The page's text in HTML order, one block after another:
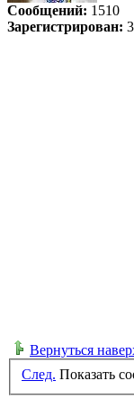
Сообщений: 1510
Зарегистрирован:
Вернуться
След. Показать